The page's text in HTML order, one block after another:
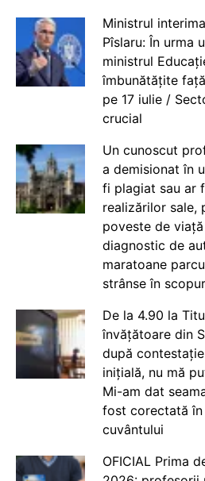
Ministrul
Pîslaru: În urma
ministrul
îmbunătățite
pe 17 iulie /
crucial
Un cunoscut
a demisionat în
fi plagiat sau ar
realizărilor sale,
poveste de
diagnostic de
maratoane
strânse în
De la 4.90 la
învățătoare din
după
inițială, nu mă
Mi-am dat
fost corectată în
cuvântului
OFICIAL Prima